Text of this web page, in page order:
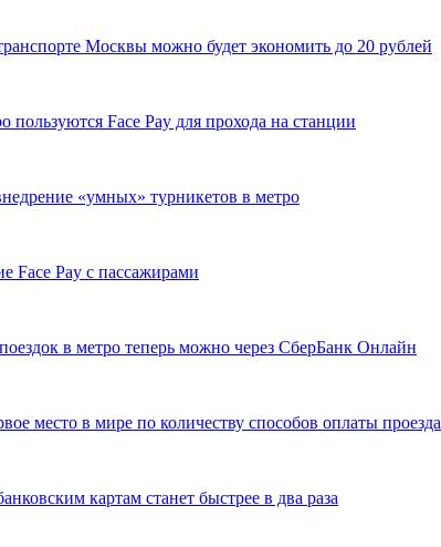
Москвы можно будет экономить до 20 рублей
пользуются Face Pay для прохода на станции
«умных» турникетов в метро
Face Pay с пассажирами
в метро теперь можно через СберБанк Онлайн
место в мире по количеству способов оплаты проезда
картам станет быстрее в два раза